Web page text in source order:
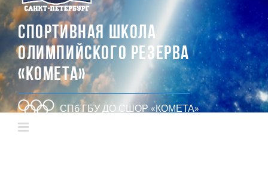
СПОРТИВНАЯ ШКОЛА
ОЛИМПИЙСКОГО РЕЗЕРВА
«КОМЕТА»
СПб ГБУ ДО СШОР «КОМЕТА»